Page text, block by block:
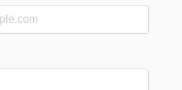
『動画でカリトルく
マキトルくん』
強LP』
構築『トリトル』
リュー